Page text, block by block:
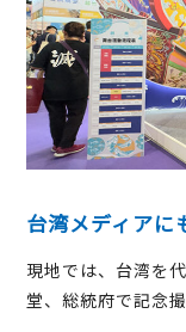
台湾メディアに
現地では、台湾を
堂、総統府で記念